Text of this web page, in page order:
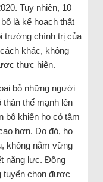
Tuy nhiên, 10
là kế hoạch thất
trường chính trị của
khác, không
thực hiện.
bỏ những người
thế mạnh lên
bộ khiến họ có tâm
hơn. Do đó, họ
không nắm vững
năng lực. Đồng
tuyển chọn được